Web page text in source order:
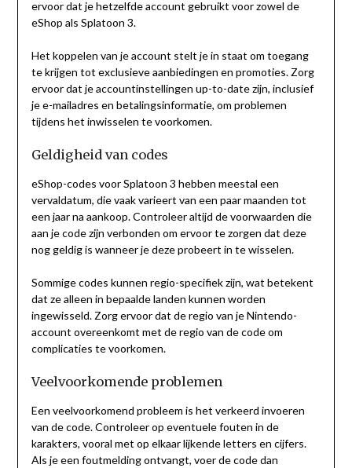
ervoor dat je hetzelfde account gebruikt voor zowel de
eShop als Splatoon 3.
Het koppelen van je account stelt je in staat om toegang
te krijgen tot exclusieve aanbiedingen en promoties. Zorg
ervoor dat je accountinstellingen up-to-date zijn, inclusief
je e-mailadres en betalingsinformatie, om problemen
tijdens het inwisselen te voorkomen.
Geldigheid van codes
eShop-codes voor Splatoon 3 hebben meestal een
vervaldatum, die vaak varieert van een paar maanden tot
een jaar na aankoop. Controleer altijd de voorwaarden die
aan je code zijn verbonden om ervoor te zorgen dat deze
nog geldig is wanneer je deze probeert in te wisselen.
Sommige codes kunnen regio-specifiek zijn, wat betekent
dat ze alleen in bepaalde landen kunnen worden
ingewisseld. Zorg ervoor dat de regio van je Nintendo-
account overeenkomt met de regio van de code om
complicaties te voorkomen.
Veelvoorkomende problemen
Een veelvoorkomend probleem is het verkeerd invoeren
van de code. Controleer op eventuele fouten in de
karakters, vooral met op elkaar lijkende letters en cijfers.
Als je een foutmelding ontvangt, voer de code dan